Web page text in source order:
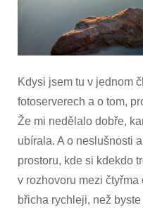
Kdysi jsem tu v jednom
fotoserverech a o tom,
Že mi nedělalo dobře,
ubírala. A o neslušnosti
prostoru, kde si kdekdo
v rozhovoru mezi
břicha rychleji, než byste